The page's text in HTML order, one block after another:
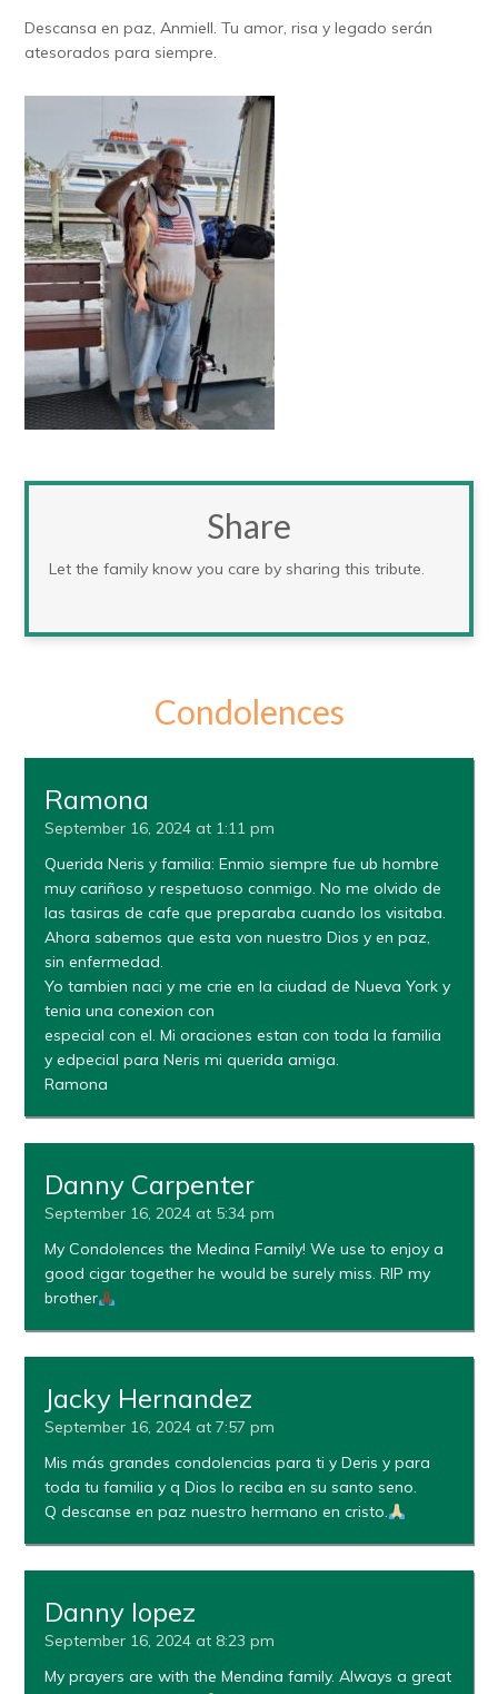
Descansa en paz, Anmiell. Tu amor, risa y legado serán
atesorados para siempre.
Share
Let the family know you care by sharing this tribute.
Condolences
Ramona
September 16, 2024 at 1:11 pm
Querida Neris y familia: Enmio siempre fue ub hombre
muy cariñoso y respetuoso conmigo. No me olvido de
las tasiras de cafe que preparaba cuando los visitaba.
Ahora sabemos que esta von nuestro Dios y en paz,
sin enfermedad.
Yo tambien naci y me crie en la ciudad de Nueva York y
tenia una conexion con
especial con el. Mi oraciones estan con toda la familia
y edpecial para Neris mi querida amiga.
Ramona
Danny Carpenter
September 16, 2024 at 5:34 pm
My Condolences the Medina Family! We use to enjoy a
good cigar together he would be surely miss. RIP my
brother
Jacky Hernandez
September 16, 2024 at 7:57 pm
Mis más grandes condolencias para ti y Deris y para
toda tu familia y q Dios lo reciba en su santo seno.
Q descanse en paz nuestro hermano en cristo.
Danny lopez
September 16, 2024 at 8:23 pm
My prayers are with the Mendina family. Always a great